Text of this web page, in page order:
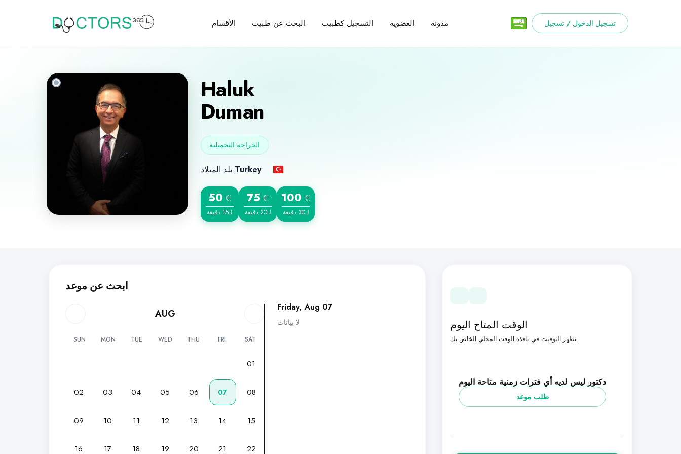
الأقسام البحث عن طبيب التسجيل كطبيب العضوية مدونة تسجيل الدخول / تسجيل
Haluk
Duman
الجراحة التجميلية
Turkey
50 €
لـ15 دقيقة
75 €
لـ20 دقيقة
100 €
لـ30 دقيقة
ابحث عن موعد
AUG
SUN MON TUE WED THU FRI SAT
01
02 03 04 05 06 07 08
09 10 11 12 13 14 15
16 17 18 19 20 21 22
Friday, Aug 07
لا بيانات الوقت المتاح اليوم
يظهر التوقيت في نافذة الوقت المحلي الخاص بك
دكتور ليس لديه أي فترات زمنية متاحة اليوم
طلب موعد